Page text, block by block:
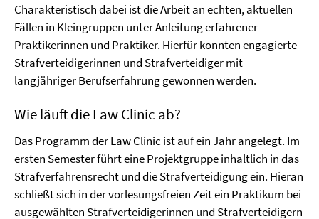
Charakteristisch dabei ist die Arbeit an echten, aktuellen
Fällen in Kleingruppen unter Anleitung erfahrener
Praktikerinnen und Praktiker. Hierfür konnten engagierte
Strafverteidigerinnen und Strafverteidiger mit
langjähriger Berufserfahrung gewonnen werden.
Wie läuft die Law Clinic ab?
Das Programm der Law Clinic ist auf ein Jahr angelegt. Im
ersten Semester führt eine Projektgruppe inhaltlich in das
Strafverfahrensrecht und die Strafverteidigung ein. Hieran
schließt sich in der vorlesungsfreien Zeit ein Praktikum bei
ausgewählten Strafverteidigerinnen und Strafverteidigern